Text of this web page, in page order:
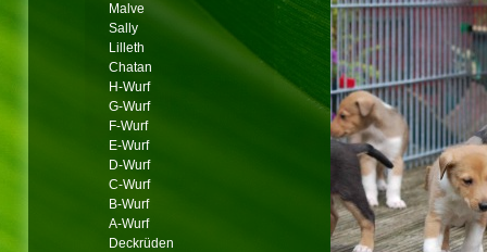
Malve
Sally
Lilleth
Chatan
H-Wurf
G-Wurf
F-Wurf
E-Wurf
D-Wurf
C-Wurf
B-Wurf
A-Wurf
Deckrüden